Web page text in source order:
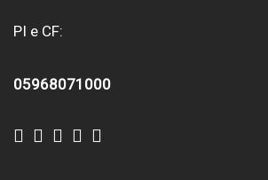
PI e CF:
05968071000